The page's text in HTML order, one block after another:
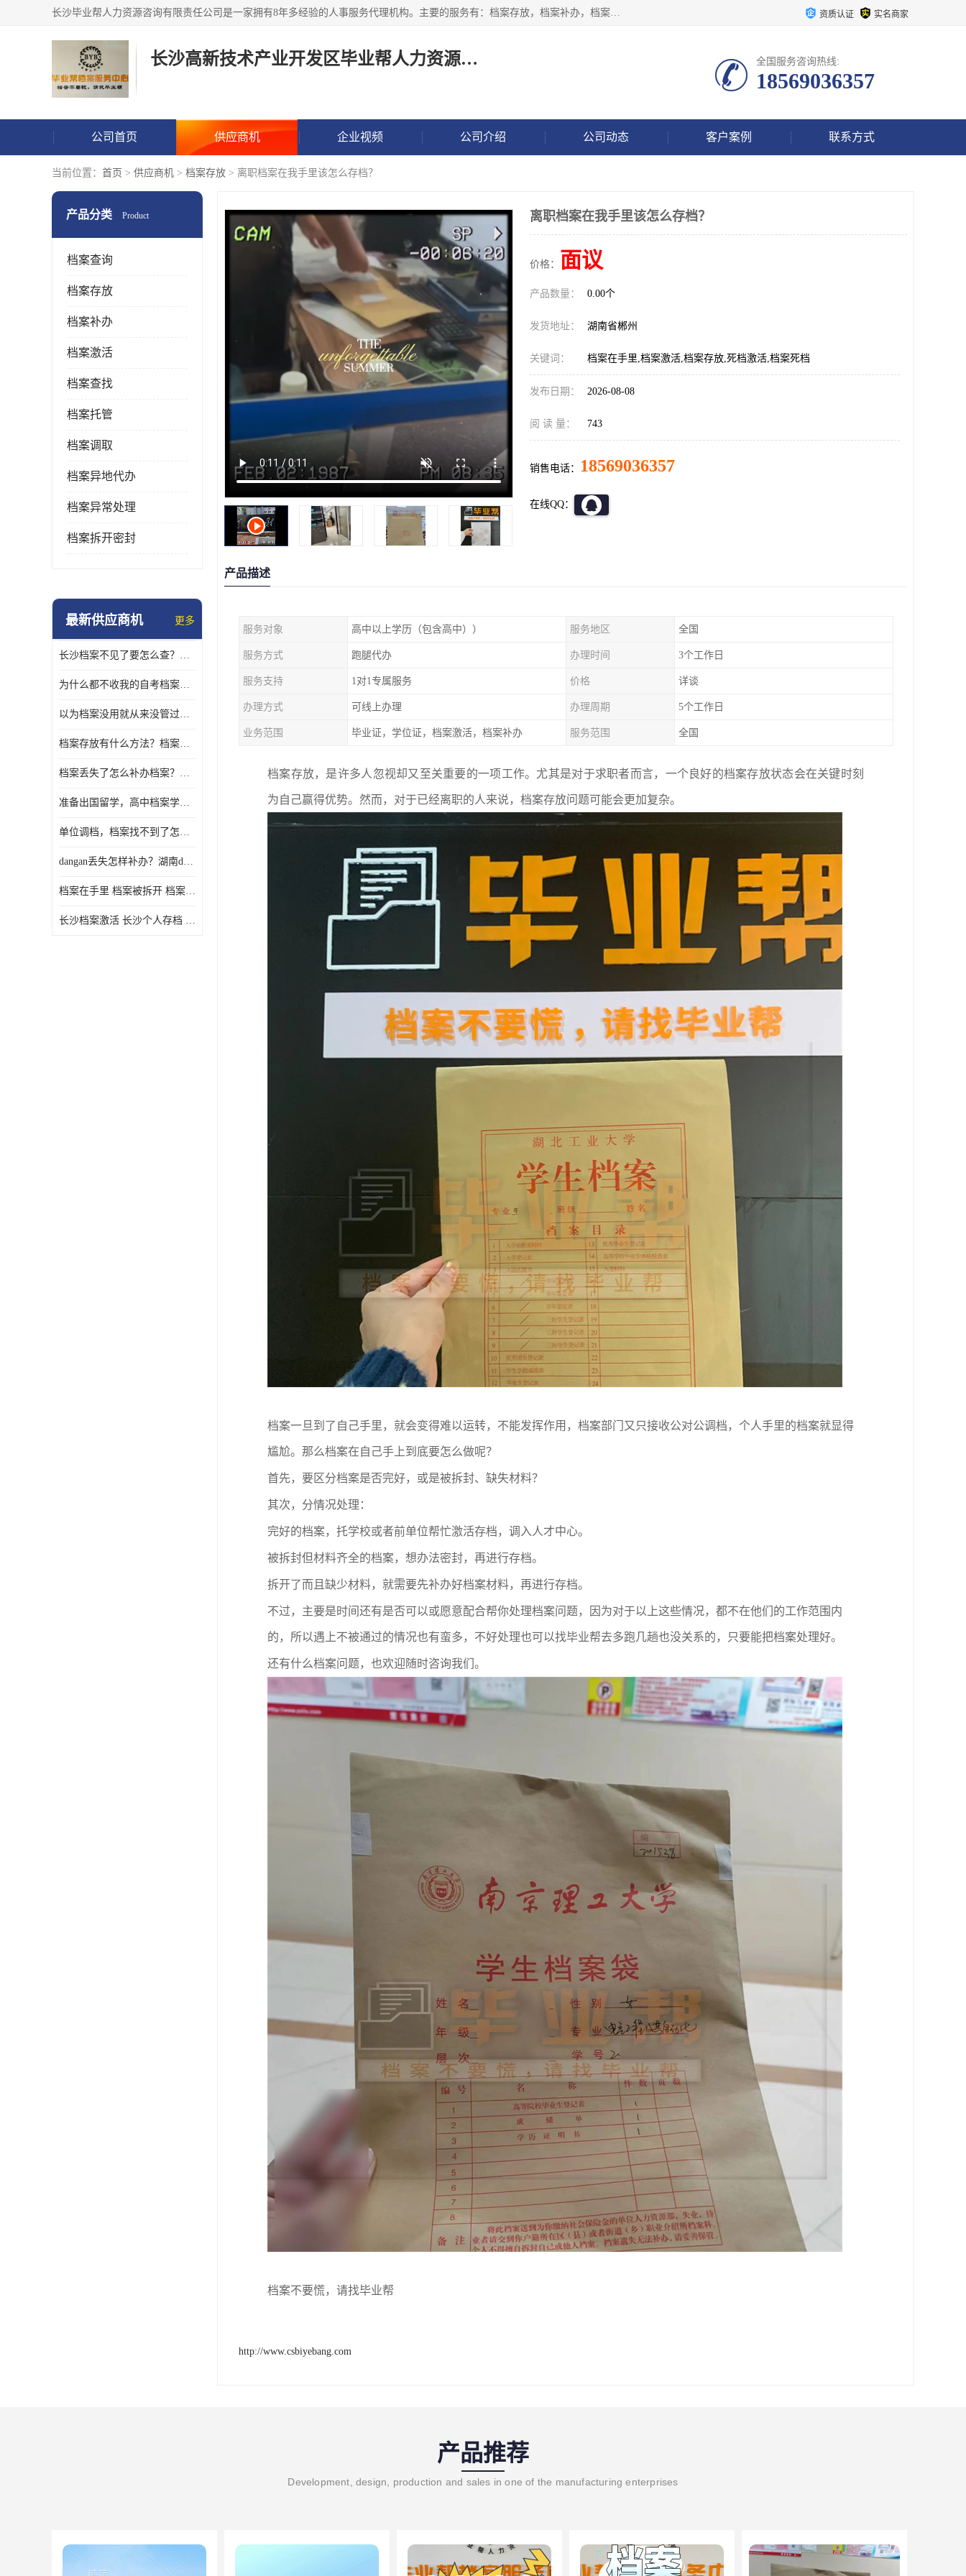
长沙毕业帮人力资源咨询有限责任公司是一家拥有8年多经验的人事服务代理机构。主要的服务有：档案存放，档案补办，档案激活，档案查询，档案查找，档案托管，档案调取，档案异地代办，档案异常处理 等；提供毕业档案处理、人事档案服务、商务代理代办、个人档案等服务，同时办事过程全程与客户沟通，确保真实、安全、可靠！ 资质认证 实名商家
长沙高新技术产业开发区毕业帮人力资源咨询有限责任公司 全国服务咨询热线:
18569036357
公司首页 供应商机 企业视频 公司介绍 公司动态 客户案例 联系方式
当前位置： 首页 > 供应商机 > 档案存放 > 离职档案在我手里该怎么存档？
产品分类 Product
档案查询
档案存放
档案补办
档案激活
档案查找
档案托管
档案调取
档案异地代办
档案异常处理
档案拆开密封
最新供应商机 更多
长沙档案不见了要怎么查？档案查询 档案补办
为什么都不收我的自考档案？自考档案怎么存档？
以为档案没用就从来没管过，现在要用档案该怎么办？
档案存放有什么方法？档案在手里为什么不能用
档案丢失了怎么补办档案？湖南档案补办 档案补办方法
准备出国留学，高中档案学校发给我了怎么办？
单位调档，档案找不到了怎么办？
dangan丢失怎样补办？湖南dangan丢失补办流程介绍！
档案在手里 档案被拆开 档案补办 档案问题一站式服务
长沙档案激活 长沙个人存档 长沙档案存档
离职档案在我手里该怎么存档？
价格： 面议
产品数量： 0.00个
发货地址： 湖南省郴州
关键词： 档案在手里,档案激活,档案存放,死档激活,档案死档
发布日期： 2026-08-08
阅 读 量： 743
销售电话： 18569036357
在线QQ：
产品描述
服务对象 高中以上学历（包含高中）） 服务地区 全国
服务方式 跑腿代办 办理时间 3个工作日
服务支持 1对1专属服务 价格 详谈
办理方式 可线上办理 办理周期 5个工作日
业务范围 毕业证，学位证，档案激活，档案补办 服务范围 全国
档案存放，是许多人忽视却又至关重要的一项工作。尤其是对于求职者而言，一个良好的档案存放状态会在关键时刻
为自己赢得优势。然而，对于已经离职的人来说，档案存放问题可能会更加复杂。
档案一旦到了自己手里，就会变得难以运转，不能发挥作用，档案部门又只接收公对公调档，个人手里的档案就显得
尴尬。那么档案在自己手上到底要怎么做呢？
首先，要区分档案是否完好，或是被拆封、缺失材料？
其次，分情况处理：
完好的档案，托学校或者前单位帮忙激活存档，调入人才中心。
被拆封但材料齐全的档案，想办法密封，再进行存档。
拆开了而且缺少材料，就需要先补办好档案材料，再进行存档。
不过，主要是时间还有是否可以或愿意配合帮你处理档案问题，因为对于以上这些情况，都不在他们的工作范围内
的，所以遇上不被通过的情况也有蛮多，不好处理也可以找毕业帮去多跑几趟也没关系的，只要能把档案处理好。
还有什么档案问题，也欢迎随时咨询我们。
档案不要慌，请找毕业帮
http://www.csbiyebang.com
产品推荐
Development, design, production and sales in one of the manufacturing enterprises